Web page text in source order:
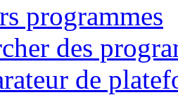
programmes
des
de